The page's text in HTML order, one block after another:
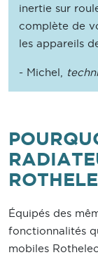
inertie sur
complète de
les appareils
- Michel,
Équipés des
fonctionnalités
mobiles